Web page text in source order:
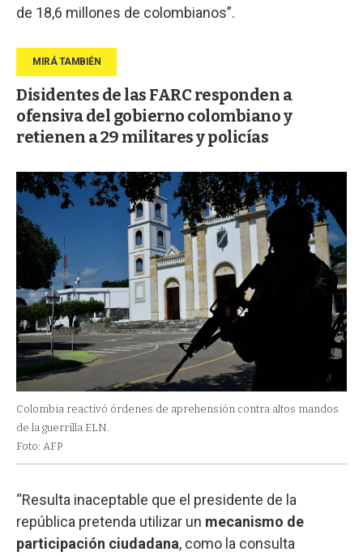
de 18,6 millones de colombianos”.
Disidentes de las FARC responden a
ofensiva del gobierno colombiano y
retienen a 29 militares y policías
Colombia reactivó órdenes de aprehensión contra altos mandos
de la guerrilla ELN.
Foto: AFP
“Resulta inaceptable que el presidente de la
república pretenda utilizar un mecanismo de
participación ciudadana, como la consulta